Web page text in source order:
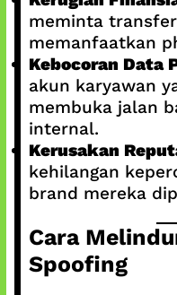
meminta
memanfaatkan
Kebocoran Data
akun karyawan
membuka jalan
internal.
Kerusakan
kehilangan
brand mereka
Cara
Spoofing